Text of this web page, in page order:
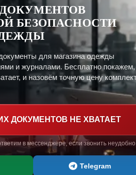
БЕЗОПАСНОСТИ
для магазина одежды
и журналами. Бесплатно покажем,
и назовём точную цену
ДОКУМЕНТОВ НЕ ХВАТАЕТ
в мессенджере, если звонить неудобно
Telegram